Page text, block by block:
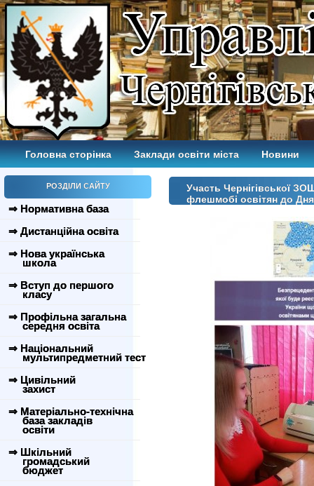
Головна сторінка Заклади освіти міста Новини
РОЗДІЛИ САЙТУ
⇒ Нормативна база
⇒ Дистанційна освіта
⇒ Нова українська
школа
⇒ Вступ до першого
класу
⇒ Профільна загальна
середня освіта
⇒ Національний
мультипредметний тест
⇒ Цивільний
захист
⇒ Матеріально-технічна
база закладів
освіти
⇒ Шкільний
громадський
бюджет
Участь Чернігівської
флешмобі освітян до Дня